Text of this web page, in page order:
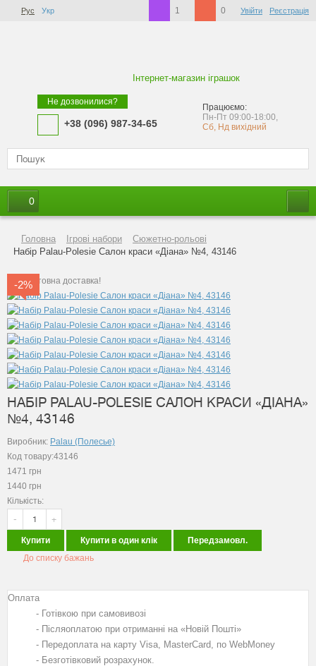
1 0 Увійти Реєстрація
Рус Укр
Інтернет-магазин іграшок
Не дозвонилися?
+38 (096) 987-34-65
Працюємо:
Пн-Пт 09:00-18:00,
Сб, Нд вихідний
0
Головна Ігрові набори
Сюжетно-рольові
Набір Palau-Polesie Салон краси «Діана» №4, 43146
-2%
Безкоштовна доставка!
НАБІР PALAU-POLESIE САЛОН КРАСИ «ДІАНА»
№4, 43146
Виробник: Palau (Полесье)
Код товару:43146
1471 грн
1440 грн
Кількість:
-
+
Купити Купити в один клік
Передзамовл.
До списку бажань
Оплата
- Готівкою при самовивозі
- Післяоплатою при отриманні на «Новій Пошті»
- Передоплата на карту Visa, MasterCard, по WebMoney
- Безготівковий розрахунок.